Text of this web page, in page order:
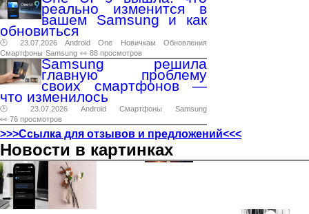
реально изменится в
вашем Samsung и как
обновиться
🕑 23.07.2026 Android One Новичкам
Обновления
Смартфоны Samsung 👀 88 просмотров
Samsung решила
главную проблему
своих смартфонов —
что изменилось
🕑 23.07.2026 Android Смартфоны
Samsung
👀 76 просмотров
>>>Ссылка для отзывов и предложений<<<
Новости в картинках